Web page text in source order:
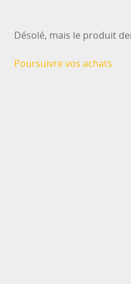
Désolé, mais le produit
Poursuivre vos achats